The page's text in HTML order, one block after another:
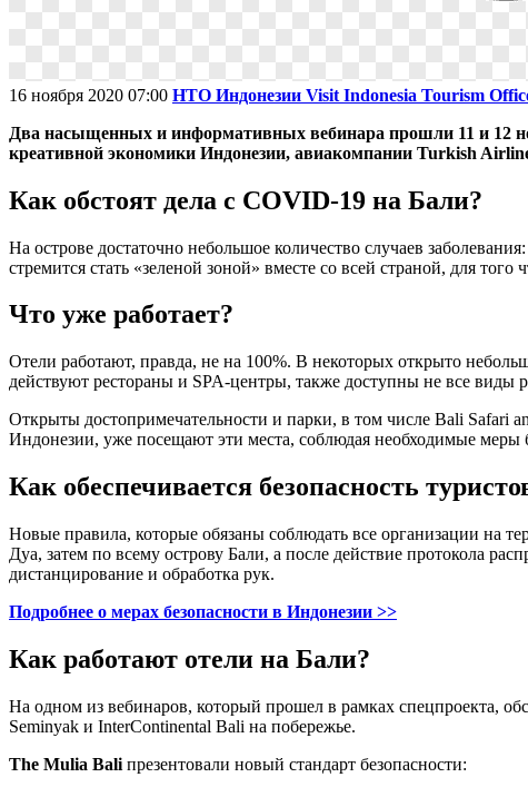
16 ноября 2020 07:00 НТО Индонезии Visit Indonesia Tourism
Два насыщенных и информативных вебинара прошли 11 и 12
креативной экономики Индонезии, авиакомпании Turkish
Как обстоят дела с COVID-19 на Бали?
На острове достаточно небольшое количество случаев
стремится стать «зеленой зоной» вместе со всей страной, для
Что уже работает?
Отели работают, правда, не на 100%. В некоторых открыто
действуют рестораны и SPA-центры, также доступны не все виды
Открыты достопримечательности и парки, в том числе Bali Safari
Индонезии, уже посещают эти места, соблюдая необходимые меры
Как обеспечивается безопасность
Новые правила, которые обязаны соблюдать все организации на
Дуа, затем по всему острову Бали, а после действие протокола
дистанцирование и обработка рук.
Подробнее о мерах безопасности в Индонезии >>
Как работают отели на Бали?
На одном из вебинаров, который прошел в рамках спецпроекта,
Seminyak и InterContinental Bali на побережье.
The Mulia Bali презентовали новый стандарт безопасности: